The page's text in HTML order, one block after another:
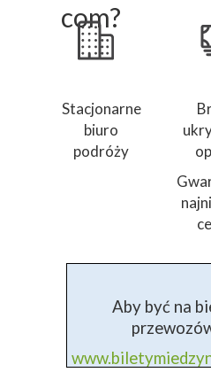
Stacjonarne
biuro
podróży
com?
Aby być na